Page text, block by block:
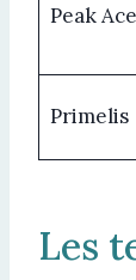
Peak Ace
Primelis
Les